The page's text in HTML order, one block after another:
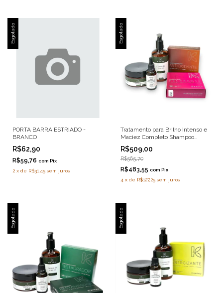
Esgotado
PORTA BARRA ESTRIADO -
BRANCO
R$62,90
R$59,76 com Pix
2 x de R$31,45 sem juros
Esgotado
Tratamento para Brilho Intenso e
Maciez Completo Shampoo
Máscara Condicionador e Óleo
R$509,00
R$565,70
R$483,55 com Pix
4 x de R$127,25 sem juros
Esgotado Esgotado